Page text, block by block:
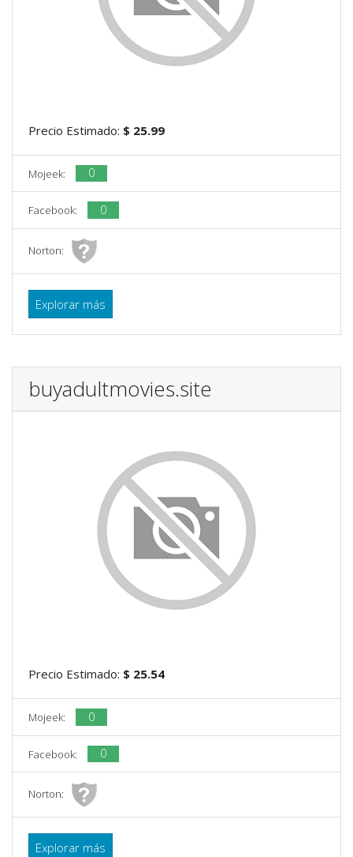
Precio Estimado: $ 25.99
Mojeek: 0
Facebook: 0
Norton:
Explorar más
buyadultmovies.site
Precio Estimado: $ 25.54
Mojeek: 0
Facebook: 0
Norton:
Explorar más